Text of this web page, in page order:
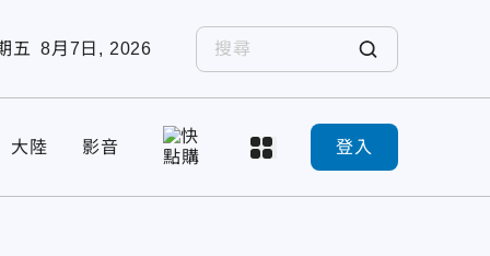
五 8月7日, 2026
大陸 影音 登入